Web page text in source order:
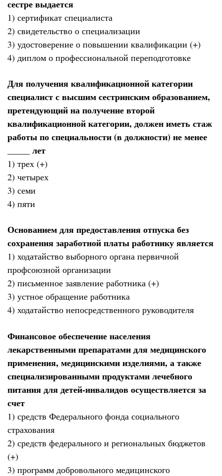
сестре выдается
1) сертификат специалиста
2) свидетельство о специализации
3) удостоверение о повышении квалификации (+)
4) диплом о профессиональной переподготовке
Для получения квалификационной категории
специалист с высшим сестринским образованием,
претендующий на получение второй
квалификационной категории, должен иметь стаж
работы по специальности (в должности) не менее
_____ лет
1) трех (+)
2) четырех
3) семи
4) пяти
Основанием для предоставления отпуска без
сохранения заработной платы работнику является
1) ходатайство выборного органа первичной
профсоюзной организации
2) письменное заявление работника (+)
3) устное обращение работника
4) ходатайство непосредственного руководителя
Финансовое обеспечение населения
лекарственными препаратами для медицинского
применения, медицинскими изделиями, а также
специализированными продуктами лечебного
питания для детей-инвалидов осуществляется за
счет
1) средств Федерального фонда социального
страхования
2) средств федерального и региональных бюджетов
(+)
3) программ добровольного медицинского